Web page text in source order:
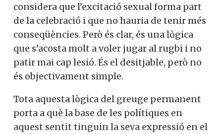
considera que l’excitació sexual forma part
de la celebració i que no hauria de tenir més
conseqüències. Però és clar, és una lògica
que s’acosta molt a voler jugar al rugbi i no
patir mai cap lesió. És el desitjable, però no
és objectivament simple.
Tota aquesta lògica del greuge permanent
porta a què la base de les polítiques en
aquest sentit tinguin la seva expressió en el